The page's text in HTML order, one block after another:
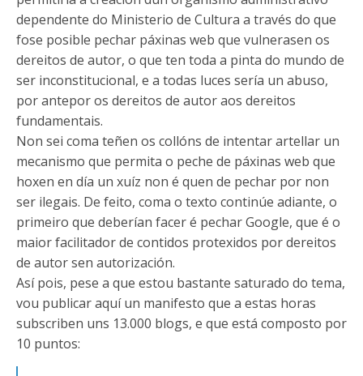
dependente do Ministerio de Cultura a través do que
fose posible pechar páxinas web que vulnerasen os
dereitos de autor, o que ten toda a pinta do mundo de
ser inconstitucional, e a todas luces sería un abuso,
por antepor os dereitos de autor aos dereitos
fundamentais.
Non sei coma teñen os collóns de intentar artellar un
mecanismo que permita o peche de páxinas web que
hoxen en día un xuíz non é quen de pechar por non
ser ilegais. De feito, coma o texto continúe adiante, o
primeiro que deberían facer é pechar Google, que é o
maior facilitador de contidos protexidos por dereitos
de autor sen autorización.
Así pois, pese a que estou bastante saturado do tema,
vou publicar aquí un manifesto que a estas horas
subscriben uns 13.000 blogs, e que está composto por
10 puntos: